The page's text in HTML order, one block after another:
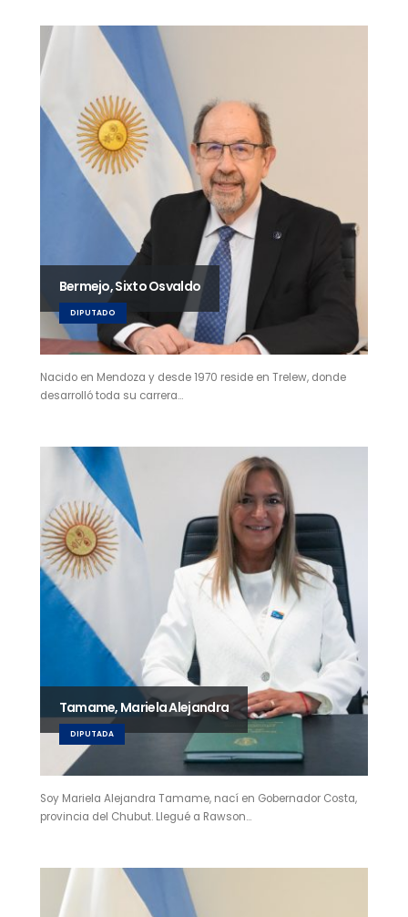
Bermejo, Sixto Osvaldo
DIPUTADO
Nacido en Mendoza y desde 1970 reside en Trelew, donde
desarrolló toda su carrera…
Tamame, Mariela Alejandra
DIPUTADA
Soy Mariela Alejandra Tamame, nací en Gobernador Costa,
provincia del Chubut. Llegué a Rawson…